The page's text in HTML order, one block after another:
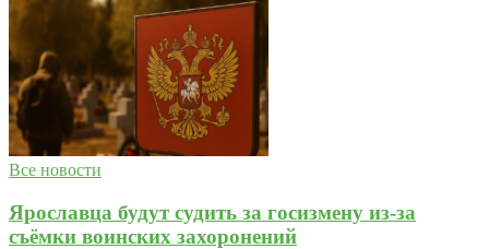
Все новости
Ярославца будут судить за госизмену из‑за
съёмки воинских захоронений